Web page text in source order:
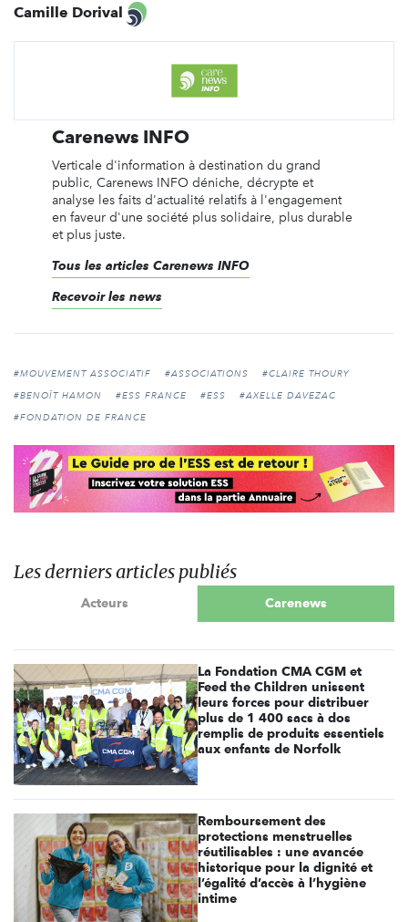
Camille Dorival
Carenews INFO
Verticale d'information à destination du grand
public, Carenews INFO déniche, décrypte et
analyse les faits d'actualité relatifs à l'engagement
en faveur d'une société plus solidaire, plus durable
et plus juste.
Tous les articles Carenews INFO
Recevoir les news
#MOUVEMENT ASSOCIATIF #ASSOCIATIONS
#CLAIRE THOURY
#BENOÎT HAMON
#ESS FRANCE #ESS
#AXELLE DAVEZAC
#FONDATION DE FRANCE
Les derniers articles publiés
Acteurs Carenews
La Fondation CMA CGM et
Feed the Children unissent
leurs forces pour distribuer
plus de 1 400 sacs à dos
remplis de produits essentiels
aux enfants de Norfolk
Remboursement des
protections menstruelles
réutilisables : une avancée
historique pour la dignité et
l’égalité d’accès à l’hygiène
intime